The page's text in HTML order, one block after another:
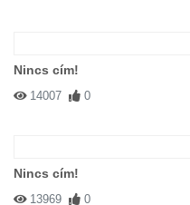
Nincs cím!
14007 0
Nincs cím!
13969 0